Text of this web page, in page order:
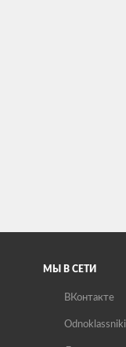
МЫ В СЕТИ
ВКонтакте
Odnoklassniki